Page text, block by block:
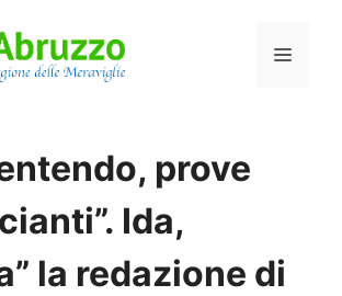
Menu
prove
Ida,
la redazione di